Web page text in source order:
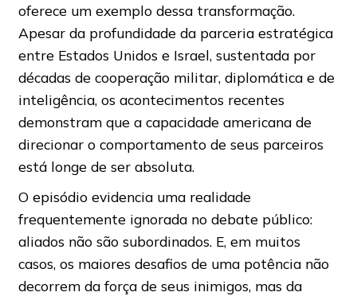
oferece um exemplo dessa transformação.
Apesar da profundidade da parceria estratégica
entre Estados Unidos e Israel, sustentada por
décadas de cooperação militar, diplomática e de
inteligência, os acontecimentos recentes
demonstram que a capacidade americana de
direcionar o comportamento de seus parceiros
está longe de ser absoluta.
O episódio evidencia uma realidade
frequentemente ignorada no debate público:
aliados não são subordinados. E, em muitos
casos, os maiores desafios de uma potência não
decorrem da força de seus inimigos, mas da